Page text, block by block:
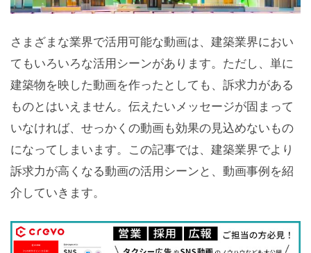
さまざまな業界で活用可能な動画は、建築業界におい
てもいろいろな活用シーンがあります。ただし、単に
建築物を映した動画を作ったとしても、訴求力がある
ものとはいえません。伝えたいメッセージが固まって
いなければ、せっかくの動画も効果の見込めないもの
になってしまいます。この記事では、建築業界でより
訴求力が高くなる動画の活用シーンと、動画事例を紹
介していきます。